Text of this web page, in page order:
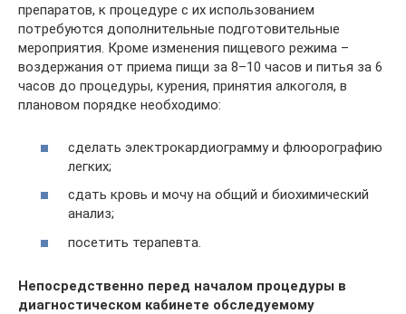
препаратов, к процедуре с их использованием
потребуются дополнительные подготовительные
мероприятия. Кроме изменения пищевого режима –
воздержания от приема пищи за 8–10 часов и питья за 6
часов до процедуры, курения, принятия алкоголя, в
плановом порядке необходимо:
сделать электрокардиограмму и флюорографию
легких;
сдать кровь и мочу на общий и биохимический
анализ;
посетить терапевта.
Непосредственно перед началом процедуры в
диагностическом кабинете обследуемому